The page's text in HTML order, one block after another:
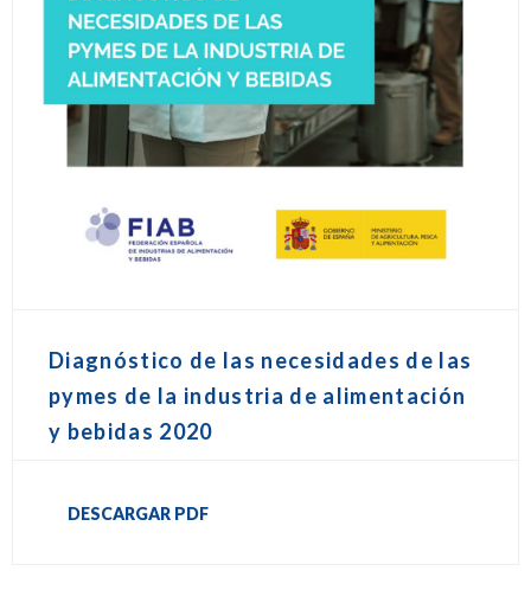
Diagnóstico de las necesidades de las
pymes de la industria de alimentación
y bebidas 2020
DESCARGAR PDF